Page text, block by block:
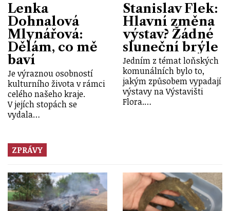
Lenka
Dohnalová
Mlynářová:
Dělám, co mě
baví
Je výraznou osobností
kulturního života v rámci
celého našeho kraje.
V jejích stopách se
vydala…
Stanislav Flek:
Hlavní změna
výstav? Žádné
sluneční brýle
Jedním z témat loňských
komunálních bylo to,
jakým způsobem vypadají
výstavy na Výstavišti
Flora.…
ZPRÁVY